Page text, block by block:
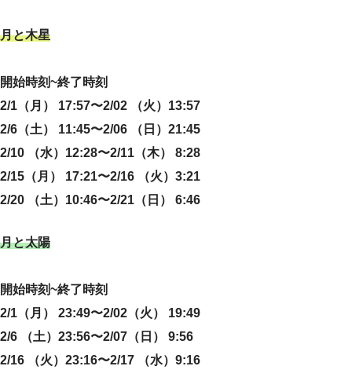
月と木星
開始時刻~終了時刻
2/1（月） 17:57〜2/02 （火）13:57
2/6（土） 11:45〜2/06 （日）21:45
2/10 （水）12:28〜2/11（木） 8:28
2/15（月） 17:21〜2/16 （火）3:21
2/20 （土）10:46〜2/21（日） 6:46
月と太陽
開始時刻~終了時刻
2/1（月） 23:49〜2/02（火） 19:49
2/6 （土）23:56〜2/07（日） 9:56
2/16 （火）23:16〜2/17 （水）9:16